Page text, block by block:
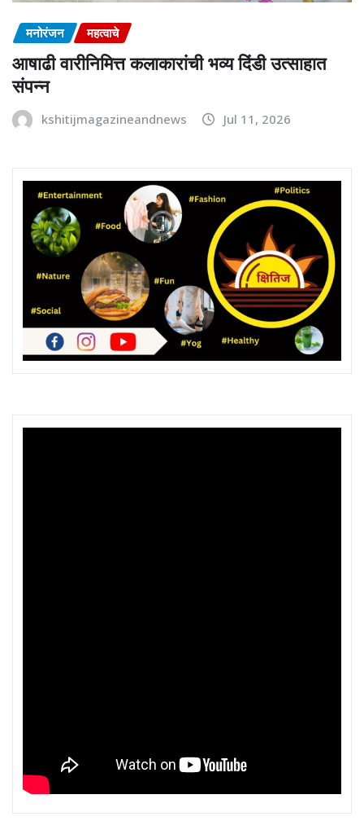
मनोरंजन महत्वाचे
आषाढी वारीनिमित्त कलाकारांची भव्य दिंडी उत्साहात
संपन्न
kshitijmagazineandnews Jul 11, 2026